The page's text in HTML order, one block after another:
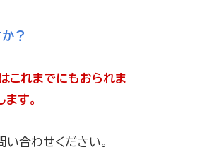
？
これまでにもおられま
す。
い合わせください。